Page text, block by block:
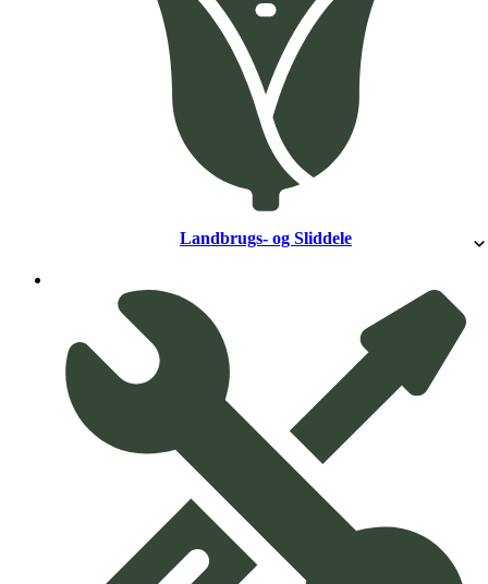
Landbrugs- og Sliddele